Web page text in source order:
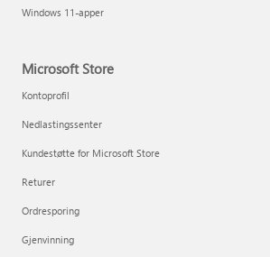
Windows 11-apper
Microsoft Store
Kontoprofil
Nedlastingssenter
Kundestøtte for Microsoft Store
Returer
Ordresporing
Gjenvinning